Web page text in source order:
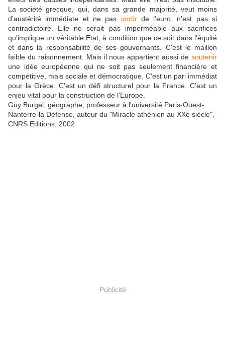
La société grecque, qui, dans sa grande majorité, veut moins
d'austérité immédiate et ne pas sortirde l'euro, n'est pas si
contradictoire. Elle ne serait pas imperméable aux sacrifices
qu'implique un véritable Etat, à condition que ce soit dans l'équité
et dans la responsabilité de ses gouvernants. C'est le maillon
faible du raisonnement. Mais il nous appartient aussi de soutenir
une idée européenne qui ne soit pas seulement financière et
compétitive, mais sociale et démocratique. C'est un pari immédiat
pour la Grèce. C'est un défi structurel pour la France. C'est un
enjeu vital pour la construction de l'Europe.
Guy Burgel, géographe, professeur à l'université Paris-Ouest-
Nanterre-la Défense, auteur du "Miracle athénien au XXe siècle",
CNRS Editions, 2002
Publicité